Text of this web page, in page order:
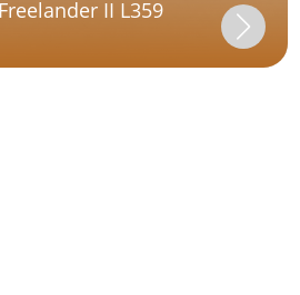
II L359